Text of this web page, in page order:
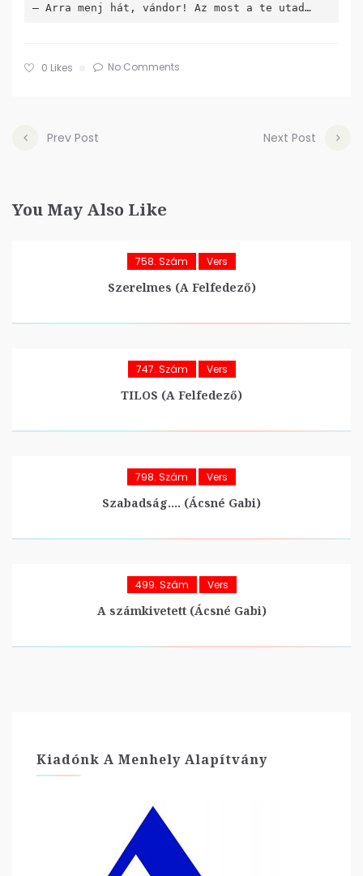
– Arra menj hát, vándor! Az most a te utad…
0 Likes No Comments
Prev Post Next Post
You May Also Like
758. Szám Vers
Szerelmes (A Felfedező)
747. Szám Vers
TILOS (A Felfedező)
798. Szám Vers
Szabadság…. (Ácsné Gabi)
499. Szám Vers
A számkivetett (Ácsné Gabi)
Kiadónk A Menhely Alapítvány